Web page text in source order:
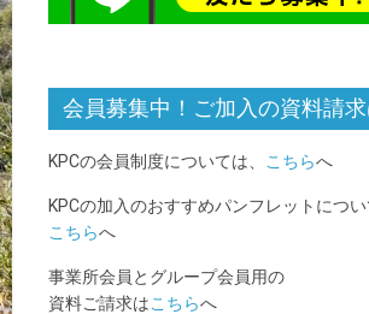
会員募集中！ご加入の資料請
KPCの会員制度については、 こちらへ
KPCの加入のおすすめパンフレットについ
こちらへ
事業所会員とグループ会員用の
資料ご請求はこちらへ